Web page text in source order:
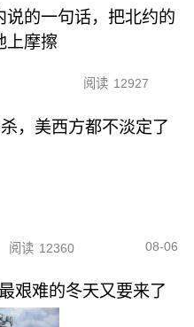
说的一句话，把北约的
上摩擦
阅读 12927
，美西方都不淡定了
阅读 12360 08-06
艰难的冬天又要来了